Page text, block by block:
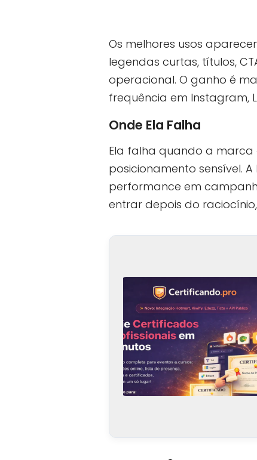
Os melhores usos
legendas curtas, títulos,
operacional. O ganho é
frequência em Instagram,
Onde Ela Falha
Ela falha quando a
posicionamento sensível.
performance em
entrar depois do